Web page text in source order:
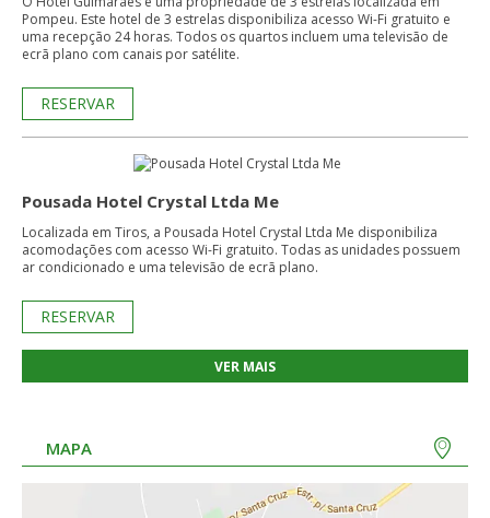
Pompeu. Este hotel de 3 estrelas disponibiliza acesso Wi-Fi gratuito e
uma recepção 24 horas. Todos os quartos incluem uma televisão de
ecrã plano com canais por satélite.
RESERVAR
Pousada Hotel Crystal Ltda Me
Localizada em Tiros, a Pousada Hotel Crystal Ltda Me disponibiliza
acomodações com acesso Wi-Fi gratuito. Todas as unidades possuem
ar condicionado e uma televisão de ecrã plano.
RESERVAR
VER MAIS
MAPA